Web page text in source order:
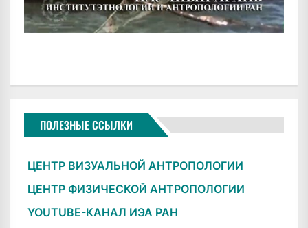
ПОЛЕЗНЫЕ ССЫЛКИ
ЦЕНТР ВИЗУАЛЬНОЙ АНТРОПОЛОГИИ
ЦЕНТР ФИЗИЧЕСКОЙ АНТРОПОЛОГИИ
YOUTUBE-КАНАЛ ИЭА РАН